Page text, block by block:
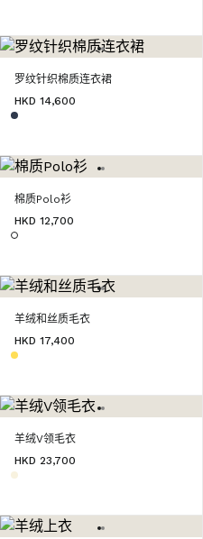
罗纹针织棉质连衣裙
HKD 14,600
棉质Polo衫
HKD 12,700
羊绒和丝质毛衣
HKD 17,400
羊绒V领毛衣
HKD 23,700